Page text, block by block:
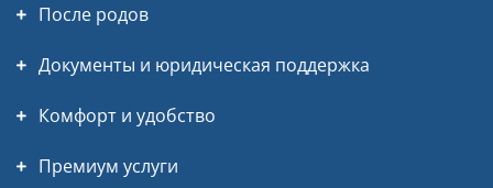
После родов
Документы и юридическая поддержка
Комфорт и удобство
Премиум услуги